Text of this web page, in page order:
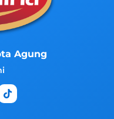
Agung
T
i
k